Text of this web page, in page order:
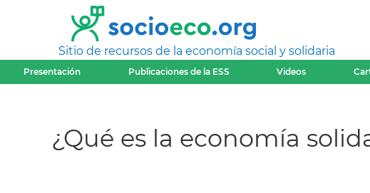
Sitio de recursos de la economía social y solidaria
Presentación Publicaciones de la ESS Videos
¿Qué es la economía